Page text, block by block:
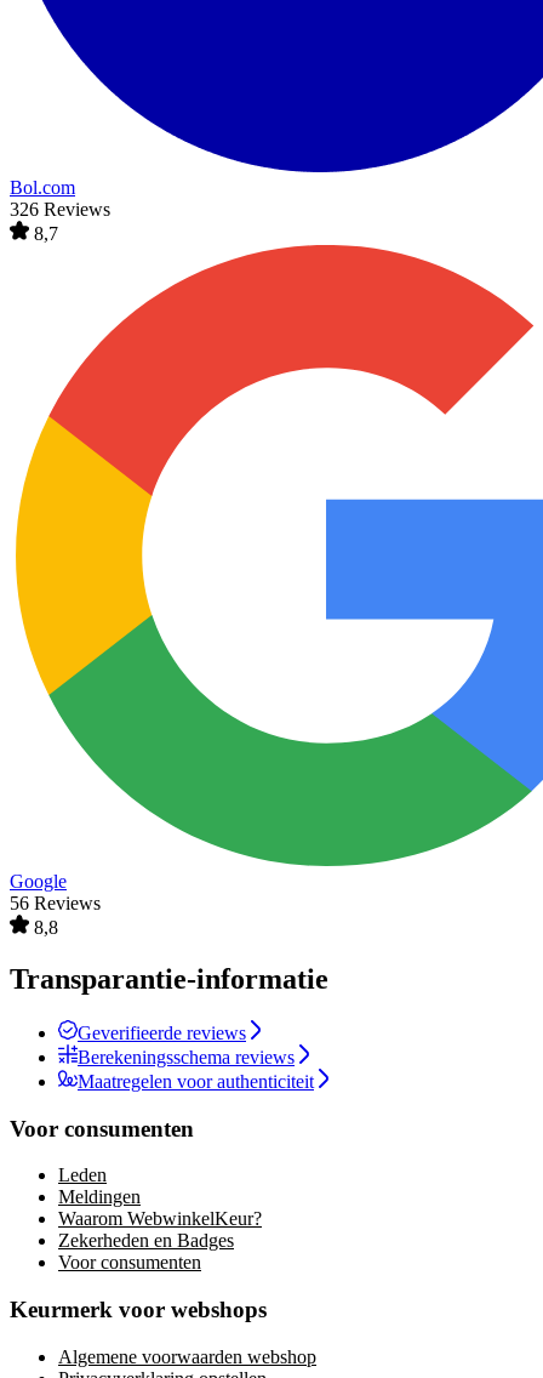
Bol.com
326 Reviews
8,7
Google
56 Reviews
8,8
Transparantie-informatie
Geverifieerde reviews
Berekeningsschema reviews
Maatregelen voor authenticiteit
Voor consumenten
Leden
Meldingen
Waarom WebwinkelKeur?
Zekerheden en Badges
Voor consumenten
Keurmerk voor webshops
Algemene voorwaarden webshop